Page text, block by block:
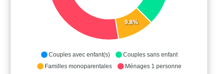
9.8%
Couples avec enfant(s)
Couples sans enfant
Familles monoparentales
Ménages 1 personne